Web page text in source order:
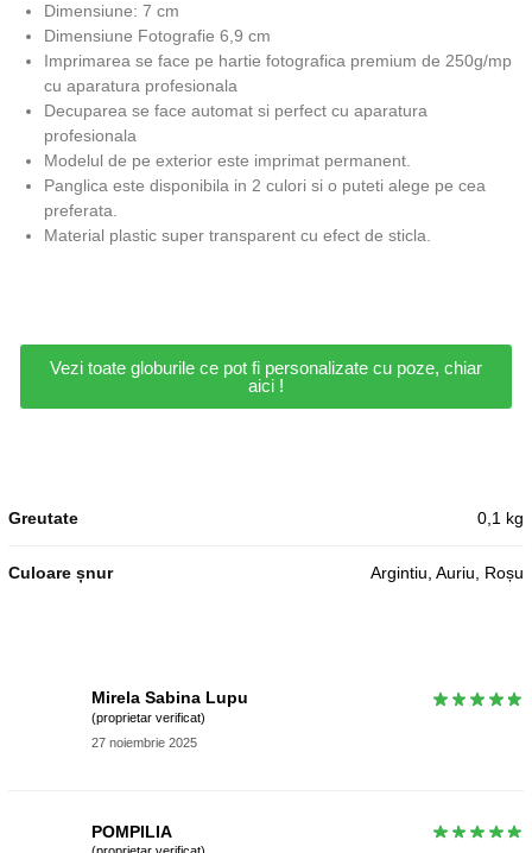
Dimensiune: 7 cm
Dimensiune Fotografie 6,9 cm
Imprimarea se face pe hartie fotografica premium de 250g/mp
cu aparatura profesionala
Decuparea se face automat si perfect cu aparatura
profesionala
Modelul de pe exterior este imprimat permanent.
Panglica este disponibila in 2 culori si o puteti alege pe cea
preferata.
Material plastic super transparent cu efect de sticla.
Vezi toate globurile ce pot fi personalizate cu poze, chiar
aici !
Greutate 0,1 kg
Culoare șnur Argintiu, Auriu, Roșu
Mirela Sabina Lupu
(proprietar verificat)
27 noiembrie 2025
POMPILIA